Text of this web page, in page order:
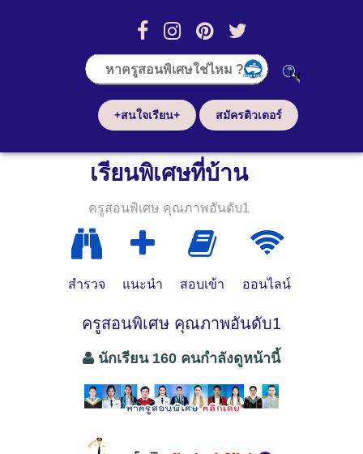
+สนใจเรียน+ สมัครติวเตอร์
เรียนพิเศษที่บ้าน
ครูสอนพิเศษ คุณภาพอันดับ1
สำรวจ แนะนำ สอบเข้า ออนไลน์
ครูสอนพิเศษ คุณภาพอันดับ1
นักเรียน 160 คนกำลังดูหน้านี้